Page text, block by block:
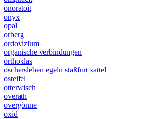
onoratoit
onyx
opal
orberg
ordovizium
organische verbindungen
orthoklas
oschersleben-egeln-staßfurt-sattel
osteifel
otterwisch
overath
overgönne
oxid